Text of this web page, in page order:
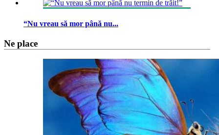
“Nu vreau să mor până nu...
Ne place